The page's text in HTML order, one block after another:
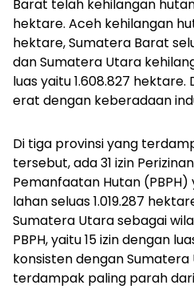
Barat telah kehilangan hutan
hektare. Aceh kehilangan
hektare, Sumatera Barat
dan Sumatera Utara
luas yaitu 1.608.827
erat dengan keberadaan
Di tiga provinsi yang
tersebut, ada 31 izin
Pemanfaatan Hutan
lahan seluas 1.019.287
Sumatera Utara sebagai
PBPH, yaitu 15 izin dengan
konsisten dengan
terdampak paling parah